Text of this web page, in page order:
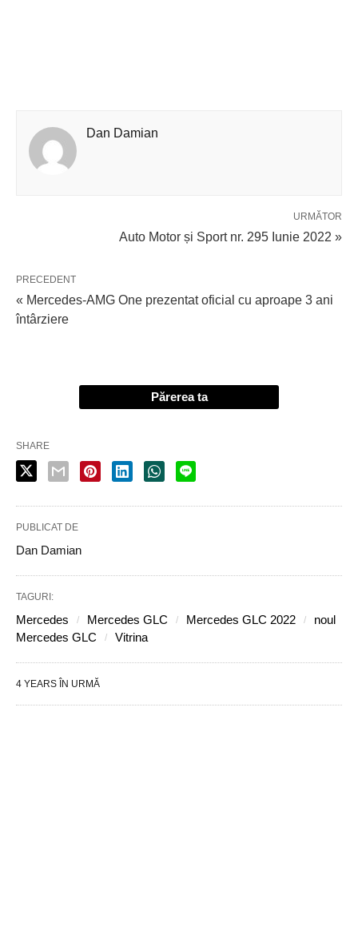
Dan Damian
URMĂTOR
Auto Motor și Sport nr. 295 Iunie 2022 »
PRECEDENT
« Mercedes-AMG One prezentat oficial cu aproape 3 ani
întârziere
Părerea ta
SHARE
PUBLICAT DE
Dan Damian
TAGURI:
Mercedes Mercedes GLC Mercedes GLC 2022
noul
Mercedes GLC
Vitrina
4 YEARS ÎN URMĂ